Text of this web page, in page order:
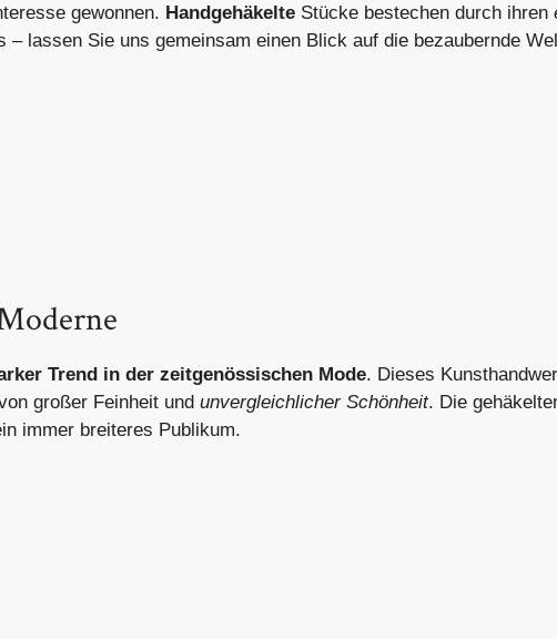
gewonnen. Handgehäkelte Stücke bestechen durch ihren
lassen Sie uns gemeinsam einen Blick auf die bezaubernde
Trend in der zeitgenössischen Mode. Dieses
großer Feinheit und unvergleichlicher Schönheit. Die
immer breiteres Publikum.